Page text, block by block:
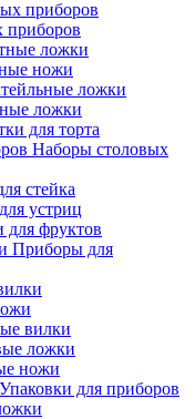
приборов
ложки
ножи
ложки
ложки
для торта
Наборы столовых
стейка
устриц
фруктов
Приборы для
вилки
ложки
ножи
Упаковки для приборов